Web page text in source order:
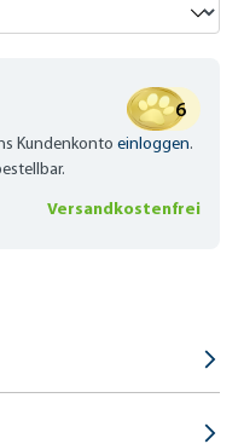
6
Kundenkonto einloggen.
Versandkostenfrei